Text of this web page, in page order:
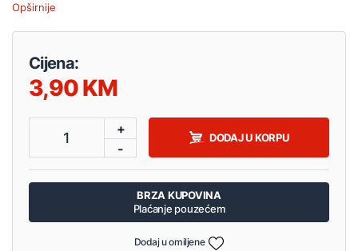
Opširnije
Cijena:
3,90
1
+
-
DODAJ U KORPU
BRZA KUPOVINA
Plaćanje pouzećem
Dodaj u omiljene